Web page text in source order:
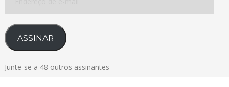
e-
mail
ASSINAR
Junte-se a 48 outros assinantes